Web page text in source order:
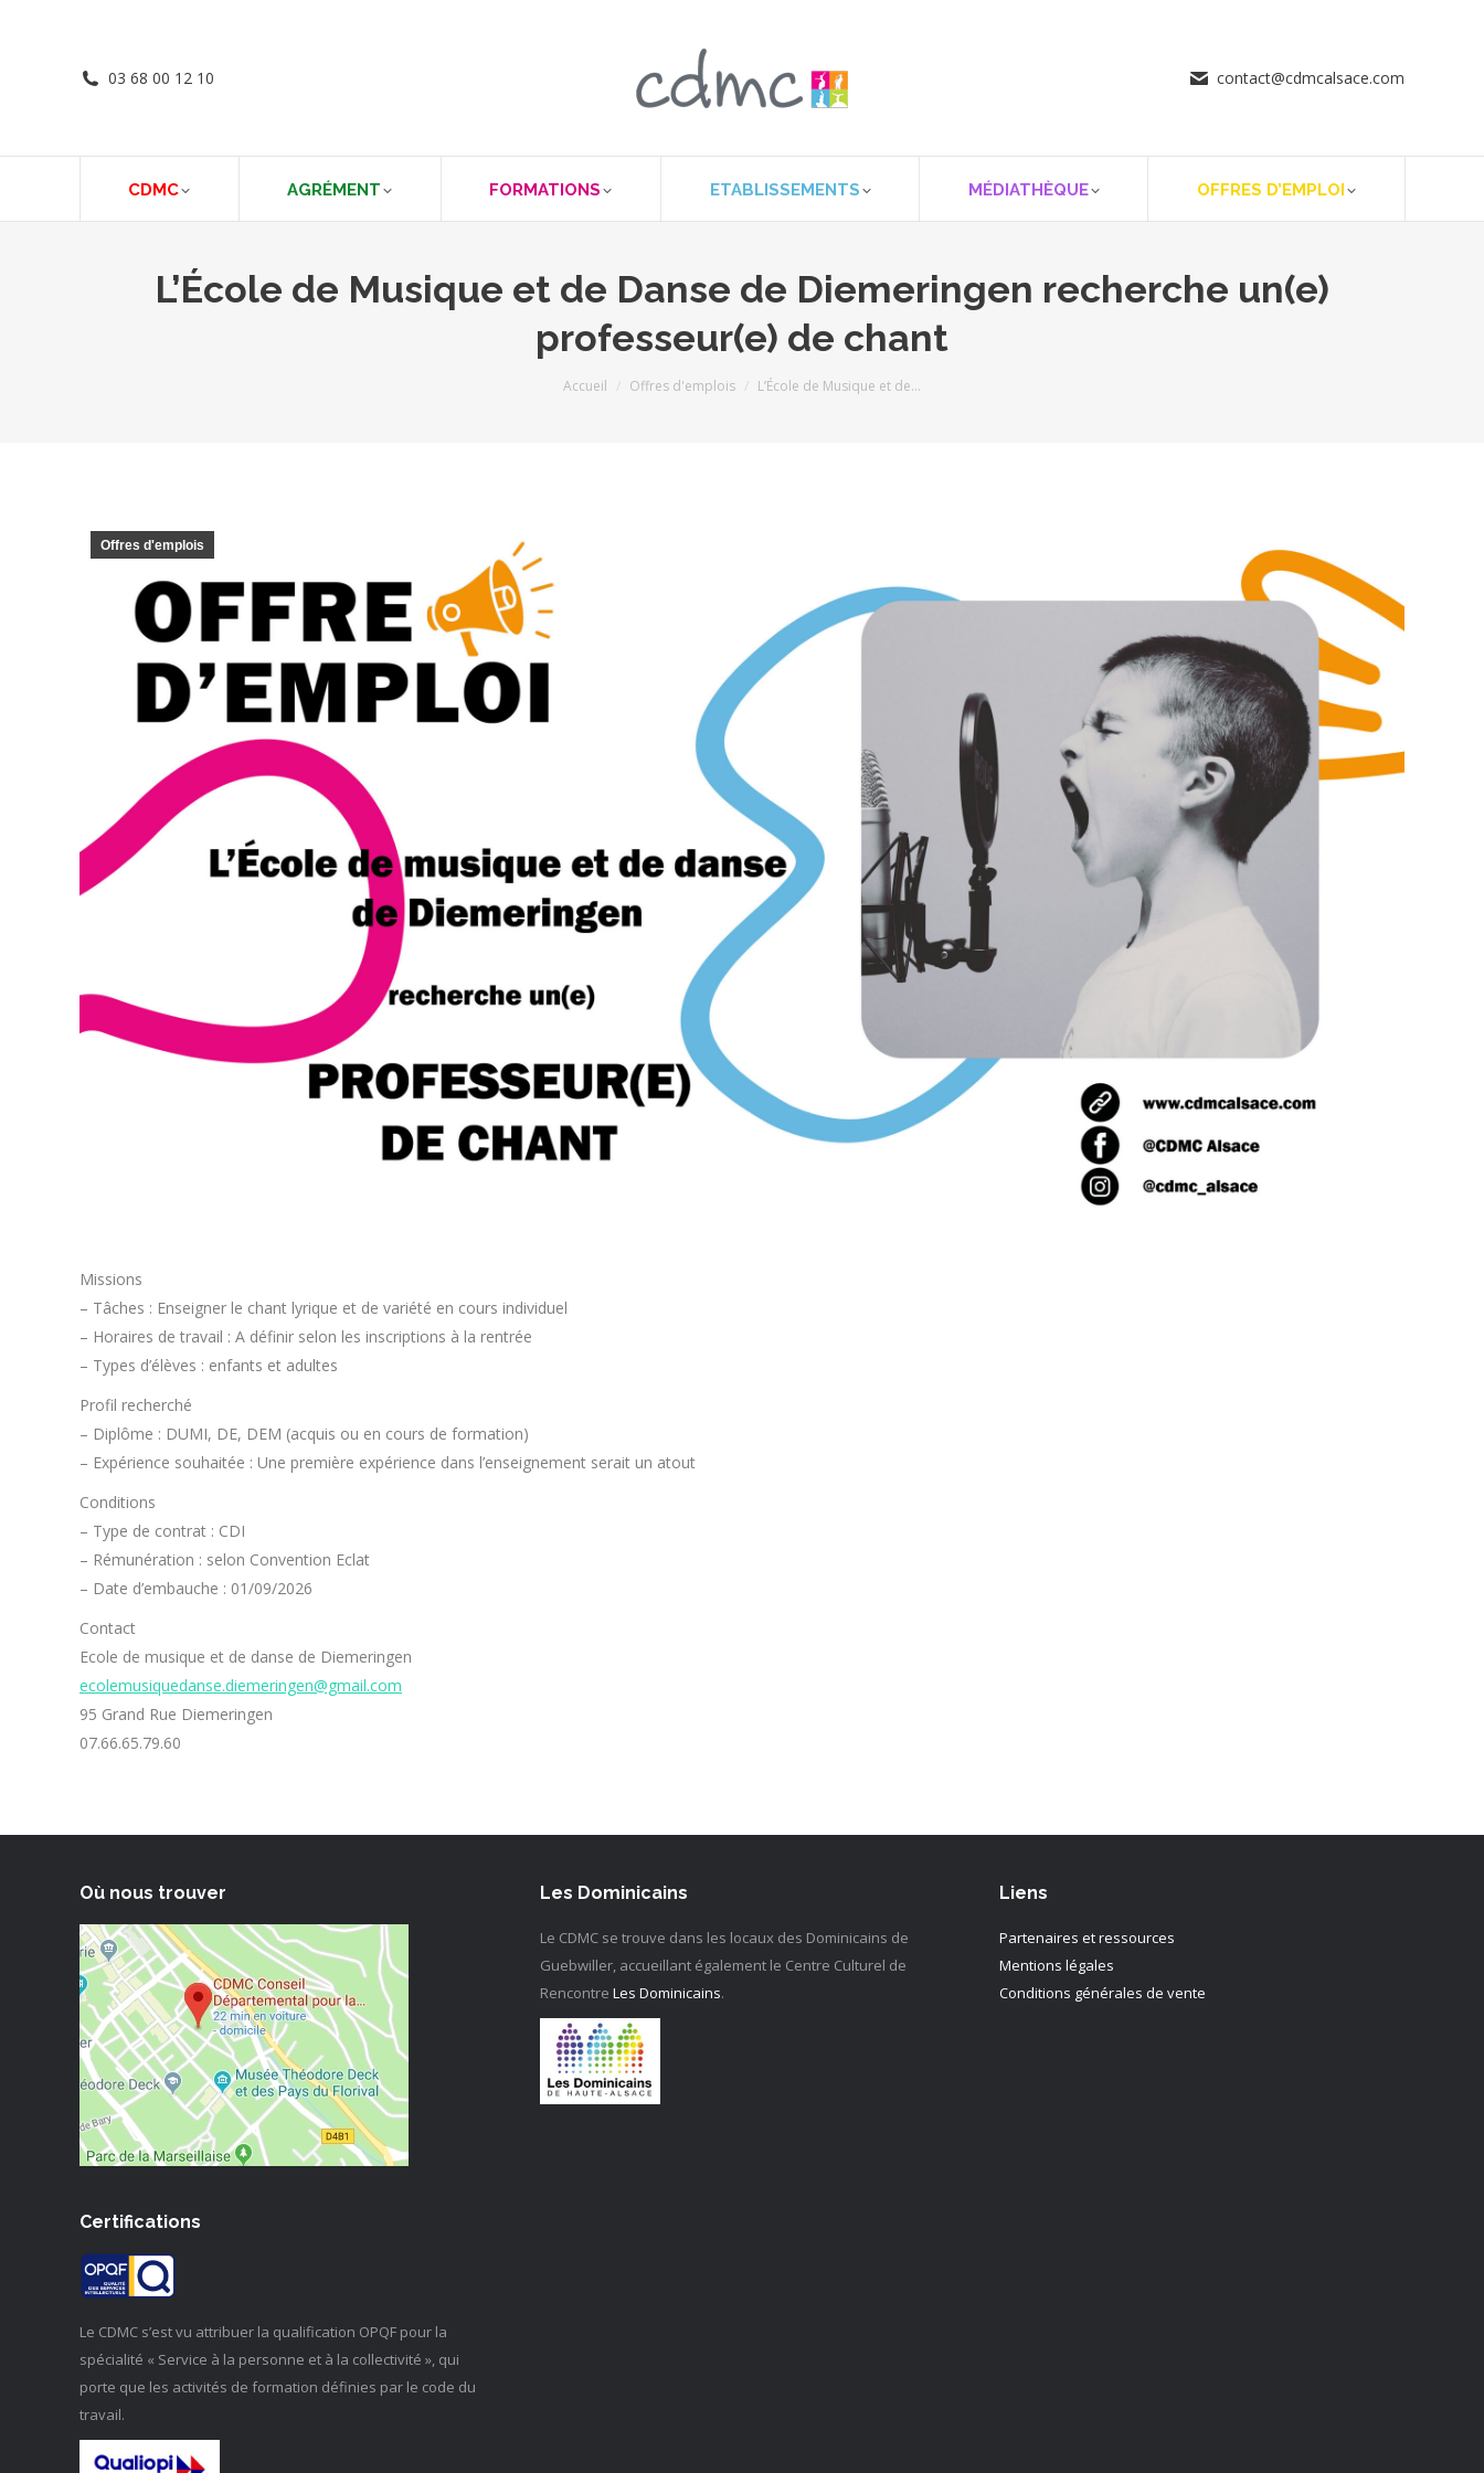
03 68 00 12 10 contact@cdmcalsace.com
CDMC AGRÉMENT FORMATIONS ETABLISSEMENTS MÉDIATHÈQUE OFFRES D’EMPLOI
L’École de Musique et de Danse de Diemeringen recherche un(e)
professeur(e) de chant
Vous êtes ici :
Accueil Offres d'emplois L’École de Musique et de…
Offres d'emplois
Missions
– Tâches : Enseigner le chant lyrique et de variété en cours individuel
– Horaires de travail : A définir selon les inscriptions à la rentrée
– Types d’élèves : enfants et adultes
Profil recherché
– Diplôme : DUMI, DE, DEM (acquis ou en cours de formation)
– Expérience souhaitée : Une première expérience dans l’enseignement serait un atout
Conditions
– Type de contrat : CDI
– Rémunération : selon Convention Eclat
– Date d’embauche : 01/09/2026
Contact
Ecole de musique et de danse de Diemeringen
ecolemusiquedanse.diemeringen@gmail.com
95 Grand Rue Diemeringen
07.66.65.79.60
Où nous trouver Les Dominicains
Le CDMC se trouve dans les locaux des Dominicains de
Guebwiller, accueillant également le Centre Culturel de
Rencontre Les Dominicains.
Liens
Partenaires et ressources
Mentions légales
Conditions générales de vente
Certifications
Le CDMC s’est vu attribuer la qualification OPQF pour la
spécialité « Service à la personne et à la collectivité », qui
porte que les activités de formation définies par le code du
travail.